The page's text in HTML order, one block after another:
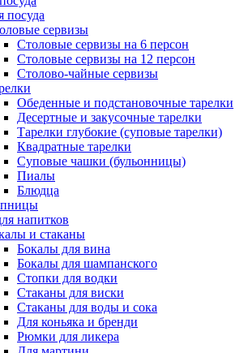
посуда
сервизы
Столовые сервизы на 6 персон
Столовые сервизы на 12 персон
Столово-чайные сервизы
Обеденные и подстановочные тарелки
Десертные и закусочные тарелки
Тарелки глубокие (суповые тарелки)
Квадратные тарелки
Суповые чашки (бульонницы)
Пиалы
Блюдца
напитков
и стаканы
Бокалы для вина
Бокалы для шампанского
Стопки для водки
Стаканы для виски
Стаканы для воды и сока
Для коньяка и бренди
Рюмки для ликера